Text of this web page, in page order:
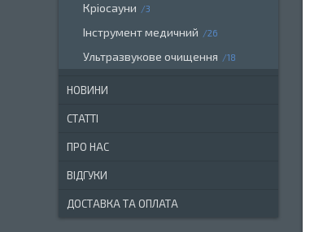
Кріосауни 3
Інструмент медичний 26
Ультразвукове очищення 18
НОВИНИ
СТАТТІ
ПРО НАС
ВІДГУКИ
ДОСТАВКА ТА ОПЛАТА